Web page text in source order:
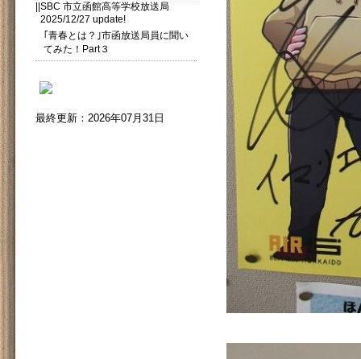
||SBC 市立函館高等学校放送局
2025/12/27 update!
｢青春とは？｣市函放送局員に聞い
てみた！Part３
最終更新：2026年07月31日